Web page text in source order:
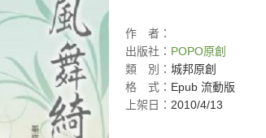
作
者：
出版社： POPO原創
類
別： 城邦原創
格
式： Epub 流動版
上架日： 2010/4/13